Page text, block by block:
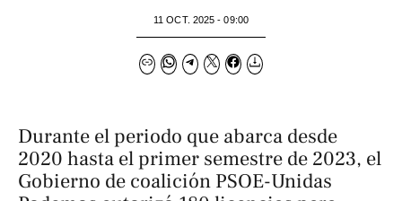
11 OCT. 2025 - 09:00
Durante el periodo que abarca desde
2020 hasta el primer semestre de 2023, el
Gobierno de coalición PSOE-Unidas